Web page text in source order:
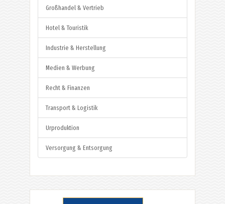
Großhandel & Vertrieb
Hotel & Touristik
Industrie & Herstellung
Medien & Werbung
Recht & Finanzen
Transport & Logistik
Urproduktion
Versorgung & Entsorgung